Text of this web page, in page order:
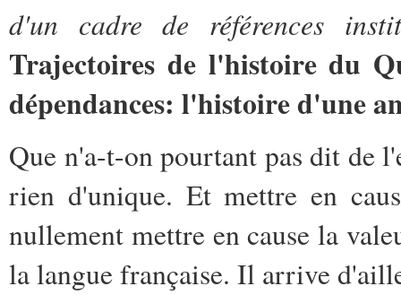
d'un cadre de références
Trajectoires de l'histoire du
dépendances: l'histoire d'une
Que n'a-t-on pourtant pas dit de
rien d'unique. Et mettre en
nullement mettre en cause la
la langue française. Il arrive